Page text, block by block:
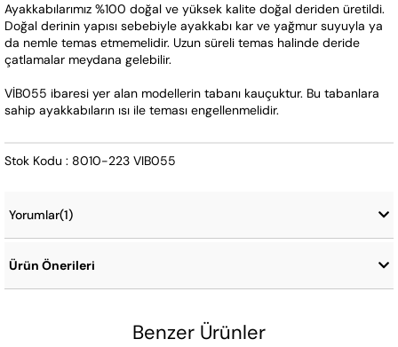
Ayakkabılarımız %100 doğal ve yüksek kalite doğal deriden üretildi.
Doğal derinin yapısı sebebiyle ayakkabı kar ve yağmur suyuyla ya
da nemle temas etmemelidir. Uzun süreli temas halinde deride
çatlamalar meydana gelebilir.
VİB055 ibaresi yer alan modellerin tabanı kauçuktur. Bu tabanlara
sahip ayakkabıların ısı ile teması engellenmelidir.
Stok Kodu : 8010-223 VIB055
Yorumlar(1)
Ürün Önerileri
Benzer Ürünler